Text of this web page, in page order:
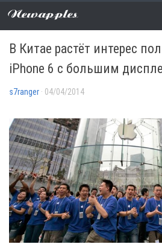
Newapples
АНАЛИТИКА/НОВОСТИ
В Китае растёт интерес
iPhone 6 с большим
s7ranger · 04/04/2014